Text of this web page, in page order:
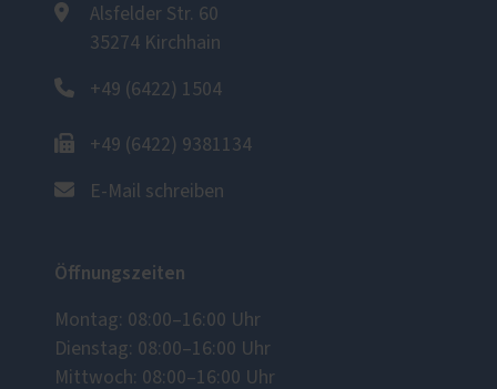
Alsfelder Str. 60
35274 Kirchhain
+49 (6422) 1504
+49 (6422) 9381134
E-Mail schreiben
Öffnungszeiten
Montag: 08:00–16:00 Uhr
Dienstag: 08:00–16:00 Uhr
Mittwoch: 08:00–16:00 Uhr